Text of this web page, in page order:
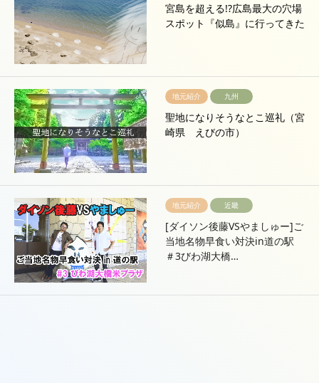
宮島を超える!?広島最大の穴場
スポット『似島』に行ってきた
地元紹介 九州
聖地になりそうなとこ巡礼（宮
崎県 えびの市）
地元紹介 近畿
[ダイソン後藤VSやましゅー]ご
当地名物早食い対決in道の駅
＃3びわ湖大橋…